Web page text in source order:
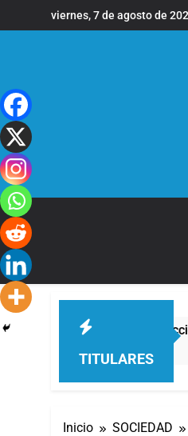
al
viernes, 7 de agosto de
TITULARES
cayeron las acciones
Inicio SOCIEDAD